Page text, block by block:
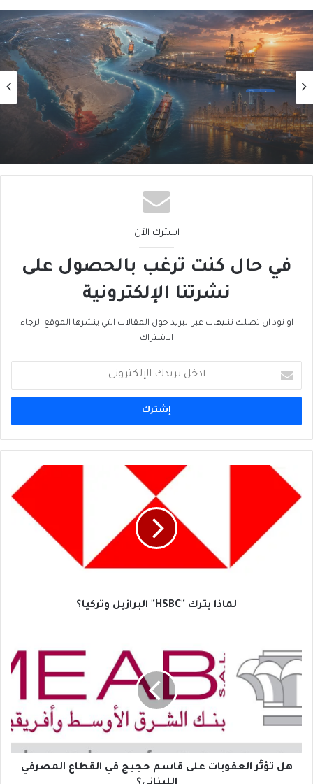
أول
2026/08/01
أَمنُ الخليج في زمنِ التحوُّلاتِ الكبرى (3 من 5)
اشترك الآن
في حال كنت ترغب بالحصول على
نشرتنا الإلكترونية
او تود ان تصلك تنبيهات عبر البريد حول المقالات التي ينشرها الموقع الرجاء
الاشتراك
بريدك
الإلكتروني
يترك
البرازيل
لماذا يترك "HSBC" البرازيل وتركيا؟
تؤثِّر
العقوبات
على
قاسم
حجيج
المصرفي
اللبناني؟
هل تؤثِّر العقوبات على قاسم حجيج في القطاع المصرفي